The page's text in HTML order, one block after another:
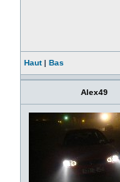
Haut| Bas
Alex49